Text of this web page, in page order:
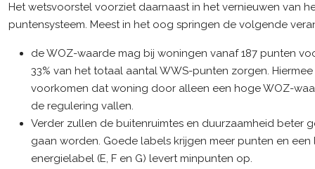
Het wetsvoorstel voorziet daarnaast in het vernieuwen van
puntensysteem. Meest in het oog springen de volgende
de WOZ-waarde mag bij woningen vanaf 187 punten
33% van het totaal aantal WWS-punten zorgen.
voorkomen dat woning door alleen een hoge WOZ-
de regulering vallen.
Verder zullen de buitenruimtes en duurzaamheid beter
gaan worden. Goede labels krijgen meer punten en een
energielabel (E, F en G) levert minpunten op.